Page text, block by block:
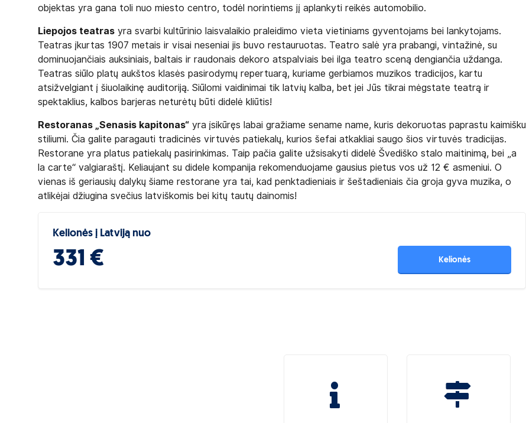
objektas yra gana toli nuo miesto centro, todėl norintiems jį aplankyti reikės automobilio.
Liepojos teatras yra svarbi kultūrinio laisvalaikio praleidimo vieta vietiniams gyventojams bei lankytojams.
Teatras įkurtas 1907 metais ir visai neseniai jis buvo restauruotas. Teatro salė yra prabangi, vintažinė, su
dominuojančiais auksiniais, baltais ir raudonais dekoro atspalviais bei ilga teatro sceną dengiančia uždanga.
Teatras siūlo platų aukštos klasės pasirodymų repertuarą, kuriame gerbiamos muzikos tradicijos, kartu
atsižvelgiant į šiuolaikinę auditoriją. Siūlomi vaidinimai tik latvių kalba, bet jei Jūs tikrai mėgstate teatrą ir
spektaklius, kalbos barjeras neturėtų būti didelė kliūtis!
Restoranas „Senasis kapitonas“ yra įsikūręs labai gražiame sename name, kuris dekoruotas paprastu kaimišku
stiliumi. Čia galite paragauti tradicinės virtuvės patiekalų, kurios šefai atkakliai saugo šios virtuvės tradicijas.
Restorane yra platus patiekalų pasirinkimas. Taip pačia galite užsisakyti didelė Švediško stalo maitinimą, bei „a
la carte“ valgiaraštį. Keliaujant su didele kompanija rekomenduojame gausius pietus vos už 12 € asmeniui. O
vienas iš geriausių dalykų šiame restorane yra tai, kad penktadieniais ir šeštadieniais čia groja gyva muzika, o
atlikėjai džiugina svečius latviškomis bei kitų tautų dainomis!
Kelionės į Latviją nuo
331 € Kelionės